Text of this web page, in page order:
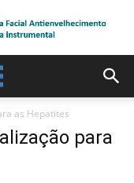
as Hepatites
para